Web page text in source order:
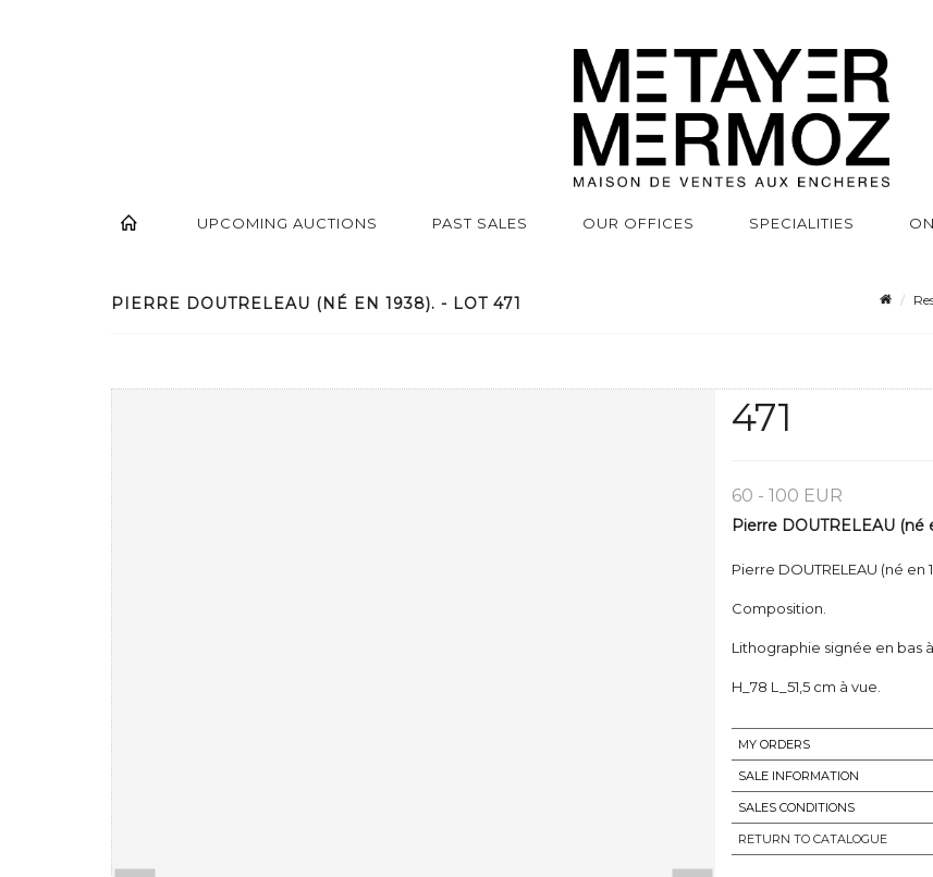
UPCOMING AUCTIONS PAST SALES OUR OFFICES SPECIALITIES
PIERRE DOUTRELEAU (NÉ EN 1938). - LOT 471
471
60 - 100 EUR
Pierre DOUTRELEAU (né
Pierre DOUTRELEAU (né en
Composition.
Lithographie signée en bas
H_78 L_51,5 cm à vue.
MY ORDERS
SALE INFORMATION
SALES CONDITIONS
RETURN TO CATALOGUE